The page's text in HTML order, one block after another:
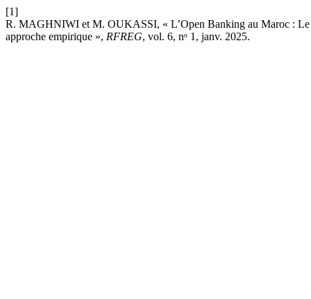
[1]
R. MAGHNIWI et M. OUKASSI, « L’Open Banking au Maroc : Le
approche empirique », RFREG, vol. 6, nᵒ 1, janv. 2025.